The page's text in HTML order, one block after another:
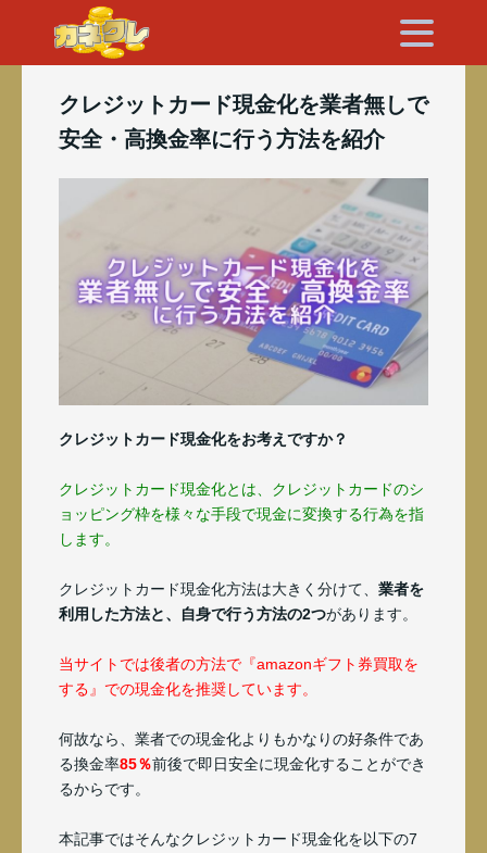
クレジットカード現金化を業者無しで
安全・高換金率に行う方法を紹介
クレジットカード現金化をお考えですか？
クレジットカード現金化とは、クレジットカードのシ
ョッピング枠を様々な手段で現金に変換する行為を指
します。
クレジットカード現金化方法は大きく分けて、 業者を
利用した方法と、自身で行う方法の2つがあります。
当サイトでは後者の方法で『amazonギフト券買取を
する』での現金化を推奨しています。
何故なら、業者での現金化よりもかなりの好条件であ
る換金率85％前後で即日安全に現金化することができ
るからです。
本記事ではそんなクレジットカード現金化を以下の7